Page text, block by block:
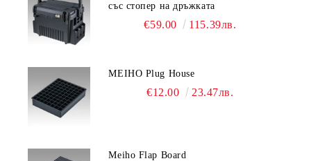
със стопер на дръжката
€59.00 115.39лв.
MEIHO Plug House
€12.00 23.47лв.
Meiho Flap Board